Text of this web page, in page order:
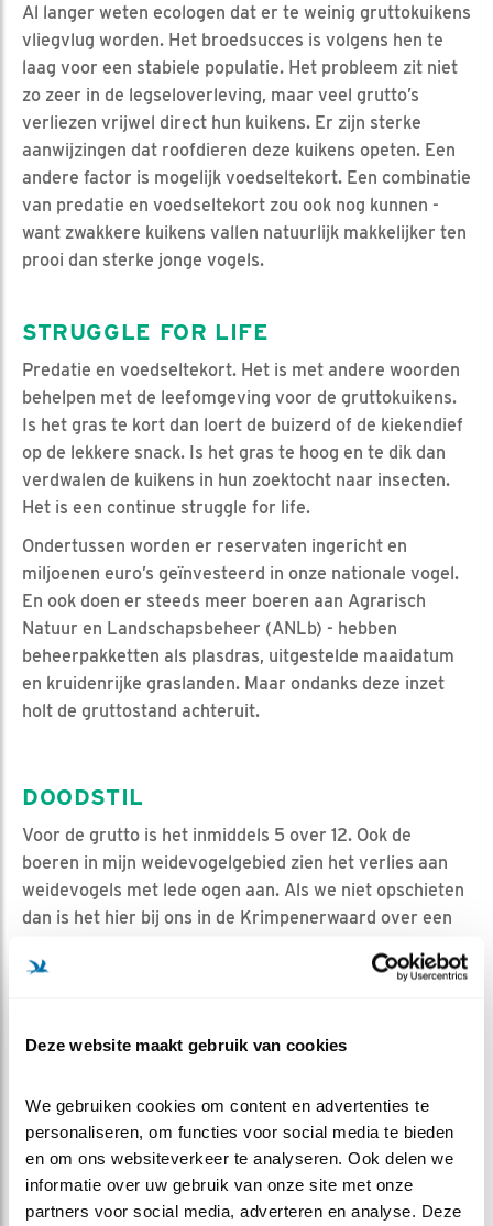
Deze website maakt gebruik van cookies
We gebruiken cookies om content en advertenties te
personaliseren, om functies voor social media te bieden
en om ons websiteverkeer te analyseren. Ook delen we
informatie over uw gebruik van onze site met onze
partners voor social media, adverteren en analyse. Deze
Al langer weten ecologen dat er te weinig gruttokuikens
vliegvlug worden. Het broedsucces is volgens hen te
laag voor een stabiele populatie. Het probleem zit niet
zo zeer in de legseloverleving, maar veel grutto’s
verliezen vrijwel direct hun kuikens. Er zijn sterke
aanwijzingen dat roofdieren deze kuikens opeten. Een
andere factor is mogelijk voedseltekort. Een combinatie
van predatie en voedseltekort zou ook nog kunnen -
want zwakkere kuikens vallen natuurlijk makkelijker ten
prooi dan sterke jonge vogels.
STRUGGLE FOR LIFE
Predatie en voedseltekort. Het is met andere woorden
behelpen met de leefomgeving voor de gruttokuikens.
Is het gras te kort dan loert de buizerd of de kiekendief
op de lekkere snack. Is het gras te hoog en te dik dan
verdwalen de kuikens in hun zoektocht naar insecten.
Het is een continue struggle for life.
Ondertussen worden er reservaten ingericht en
miljoenen euro’s geïnvesteerd in onze nationale vogel.
En ook doen er steeds meer boeren aan Agrarisch
Natuur en Landschapsbeheer (ANLb) - hebben
beheerpakketten als plasdras, uitgestelde maaidatum
en kruidenrijke graslanden. Maar ondanks deze inzet
holt de gruttostand achteruit.
DOODSTIL
Voor de grutto is het inmiddels 5 over 12. Ook de
boeren in mijn weidevogelgebied zien het verlies aan
weidevogels met lede ogen aan. Als we niet opschieten
dan is het hier bij ons in de Krimpenerwaard over een